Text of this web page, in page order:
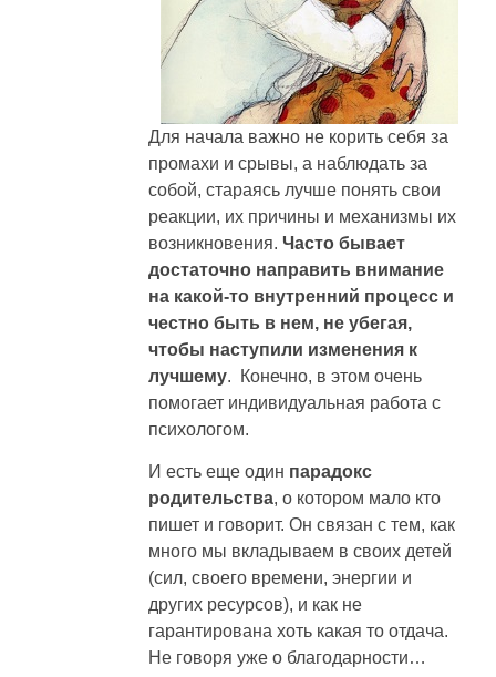
Для начала важно не корить себя за
промахи и срывы, а наблюдать за
собой, стараясь лучше понять свои
реакции, их причины и механизмы их
возникновения. Часто бывает
достаточно направить внимание
на какой-то внутренний процесс и
честно быть в нем, не убегая,
чтобы наступили изменения к
лучшему. Конечно, в этом очень
помогает индивидуальная работа с
психологом.
И есть еще один парадокс
родительства, о котором мало кто
пишет и говорит. Он связан с тем, как
много мы вкладываем в своих детей
(сил, своего времени, энергии и
других ресурсов), и как не
гарантирована хоть какая то отдача.
Не говоря уже о благодарности…